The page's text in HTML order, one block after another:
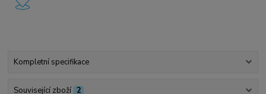
Kompletní specifikace
Související zboží 2